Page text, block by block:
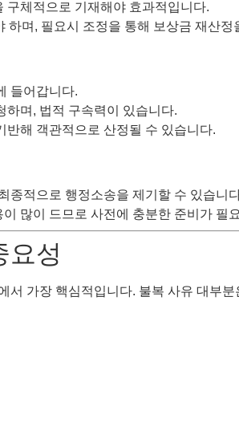
구체적으로 기재해야 효과적입니다.
며, 필요시 조정을 통해 보상금 재산정
들어갑니다.
하며, 법적 구속력이 있습니다.
해 객관적으로 산정될 수 있습니다.
종적으로 행정소송을 제기할 수 있습니
많이 드므로 사전에 충분한 준비가 필
요성
서 가장 핵심적입니다. 불복 사유 대부